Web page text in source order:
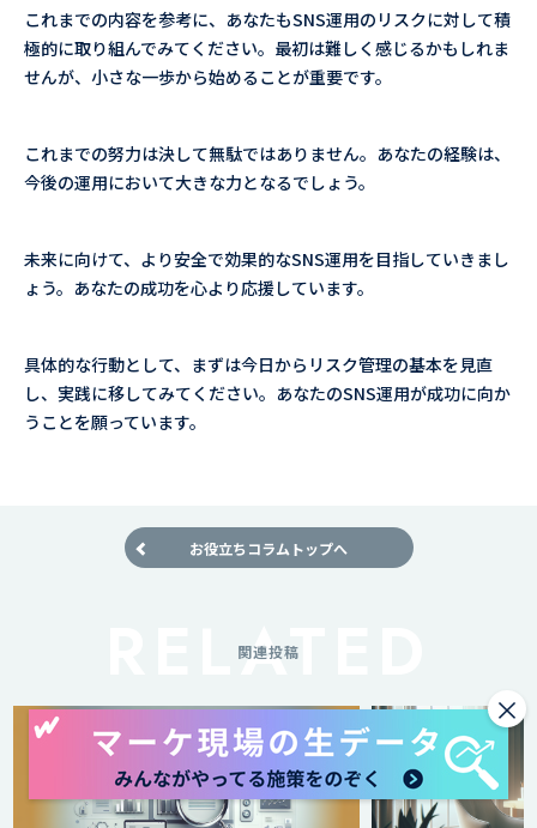
これまでの内容を参考に、あなたもSNS運用のリスクに対して積
極的に取り組んでみてください。最初は難しく感じるかもしれま
せんが、小さな一歩から始めることが重要です。
これまでの努力は決して無駄ではありません。あなたの経験は、
今後の運用において大きな力となるでしょう。
未来に向けて、より安全で効果的なSNS運用を目指していきまし
ょう。あなたの成功を心より応援しています。
具体的な行動として、まずは今日からリスク管理の基本を見直
し、実践に移してみてください。あなたのSNS運用が成功に向か
うことを願っています。
お役立ちコラムトップへ
関連投稿
SNSアプリ初心者
すすめランキング
×